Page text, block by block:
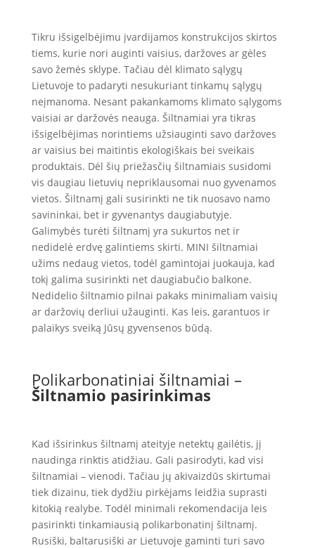
Tikru išsigelbėjimu įvardijamos konstrukcijos skirtos
tiems, kurie nori auginti vaisius, daržoves ar gėles
savo žemės sklype. Tačiau dėl klimato sąlygų
Lietuvoje to padaryti nesukuriant tinkamų sąlygų
neįmanoma. Nesant pakankamoms klimato sąlygoms
vaisiai ar daržovės neauga. Šiltnamiai yra tikras
išsigelbėjimas norintiems užsiauginti savo daržoves
ar vaisius bei maitintis ekologiškais bei sveikais
produktais. Dėl šių priežasčių šiltnamiais susidomi
vis daugiau lietuvių nepriklausomai nuo gyvenamos
vietos. Šiltnamį gali susirinkti ne tik nuosavo namo
savininkai, bet ir gyvenantys daugiabutyje.
Galimybės turėti šiltnamį yra sukurtos net ir
nedidelė erdvę galintiems skirti. MINI šiltnamiai
užims nedaug vietos, todėl gamintojai juokauja, kad
tokį galima susirinkti net daugiabučio balkone.
Nedidelio šiltnamio pilnai pakaks minimaliam vaisių
ar daržovių derliui užauginti. Kas leis, garantuos ir
palaikys sveiką Jūsų gyvensenos būdą.
Polikarbonatiniai šiltnamiai –
Šiltnamio pasirinkimas
Kad išsirinkus šiltnamį ateityje netektų gailėtis, jį
naudinga rinktis atidžiau. Gali pasirodyti, kad visi
šiltnamiai – vienodi. Tačiau jų akivaizdūs skirtumai
tiek dizainu, tiek dydžiu pirkėjams leidžia suprasti
kitokią realybe. Todėl minimali rekomendacija leis
pasirinkti tinkamiausią polikarbonatinį šiltnamį.
Rusiški, baltarusiški ar Lietuvoje gaminti turi savo